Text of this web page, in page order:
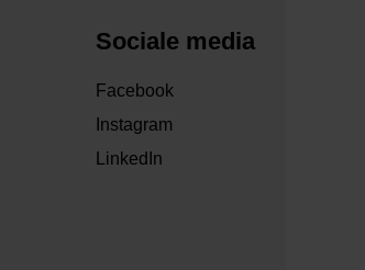
Sociale media
Facebook
Instagram
LinkedIn